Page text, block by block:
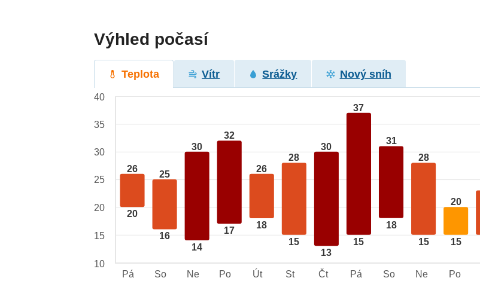
Výhled počasí
Teplota Vítr Srážky Nový sníh
26
20
25
16
30
14
32
17
26
18
28
15
30
13
37
15
31
18
28
15
20
15
40
35
30
25
20
15
10
Pá
So Ne Po Út St Čt Pá So Ne Po